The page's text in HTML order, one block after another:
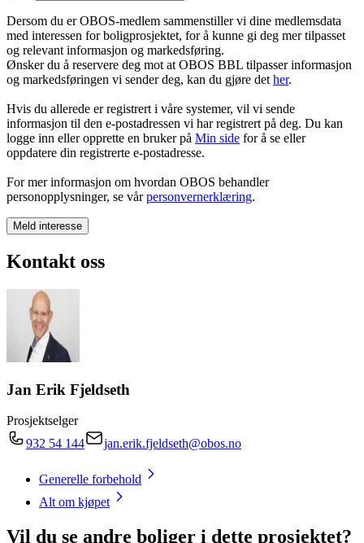
Dersom du er OBOS-medlem sammenstiller vi dine medlemsdata
med interessen for boligprosjektet, for å kunne gi deg mer tilpasset
og relevant informasjon og markedsføring.
Ønsker du å reservere deg mot at OBOS BBL tilpasser informasjon
og markedsføringen vi sender deg, kan du gjøre det her.
Hvis du allerede er registrert i våre systemer, vil vi sende
informasjon til den e-postadressen vi har registrert på deg. Du kan
logge inn eller opprette en bruker på Min side for å se eller
oppdatere din registrerte e-postadresse.
For mer informasjon om hvordan OBOS behandler
personopplysninger, se vårpersonvernerklæring.
Meld interesse
Kontakt oss
Jan Erik Fjeldseth
Prosjektselger
932 54 144
jan.erik.fjeldseth@obos.no
Generelle forbehold
Alt om kjøpet
Vil du se andre boliger i dette prosjektet?